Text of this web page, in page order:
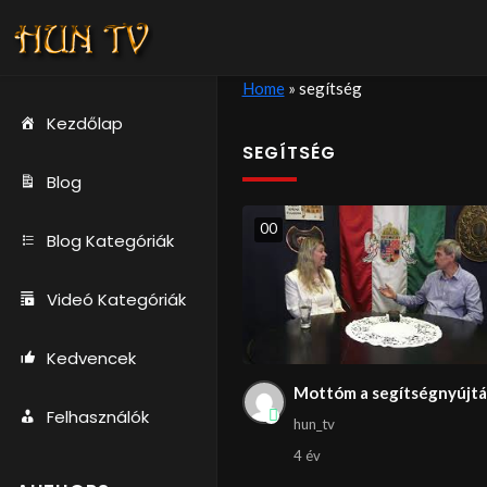
Kezdőlap
Blog
Blog Kategóriák
Videó Kategóriák
Kedvencek
Felhasználók
Home» segítség
SEGÍTSÉG
00
Mottóm a
hun_tv
4 év